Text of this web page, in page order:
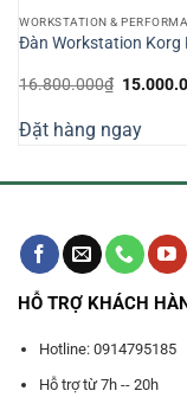
Đàn Workstation Korg
16.800.000₫ Giá
Đặt hàng ngay
HỖ TRỢ KHÁCH
Hotline: 0914795185
Hỗ trợ từ 7h -- 20h